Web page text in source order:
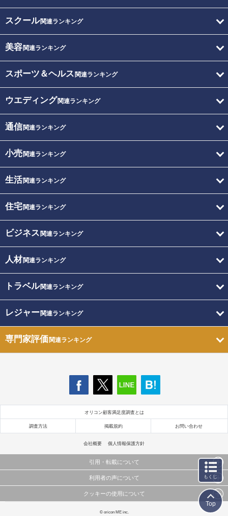
スクール関連ランキング
美容関連ランキング
スポーツ＆ヘルス 関連ランキング
ウエディング関連ランキング
通信関連ランキング
小売関連ランキング
生活関連ランキング
住宅関連ランキング
ビジネス 関連ランキング
人材関連ランキング
トラベル関連ランキング
レジャー関連ランキング
専門家評価関連ランキング
オリコン顧客満足度調査とは
調査方法 掲載規約 お問い合わせ
会社概要 個人情報保護方針
引用・転載について
当サイトで公開されている情報（文字、写真、イラスト、画像データ等）及びこれらの配置・
これらの情報を権利者の許可なく無断転載・複製などの二次利用を行うことは固く禁じており
利用者の声について
当サイトに掲載している内容はすべてサービスの利用者が提出された見解・感想です。
弊社の見解・ 意見ではないことをご理解いただいた上でご覧ください。
クッキーの使用について
このサイトでは Cookie を使用して、ユーザーに合わせたコンテンツや広告の表示、ソーシャル
© oricon ME inc.
もくじ
Top